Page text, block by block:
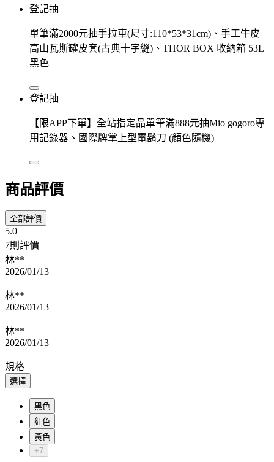
登記抽
單筆滿2000元抽手拉車(尺寸:110*53*31cm)、手工牛皮
高山瓦斯罐皮套(古典十字縫)、THOR BOX 收納箱 53L
黑色
登記抽
【限APP下單】全站指定品單筆滿888元抽Mio gogoro專
用記錄器、國際牌掌上型電鬍刀 (顏色隨機)
商品評價
全部評價
5.0
7則評價
林**
2026/01/13
林**
2026/01/13
林**
2026/01/13
規格
選擇
黑色
紅色
黃色
+7